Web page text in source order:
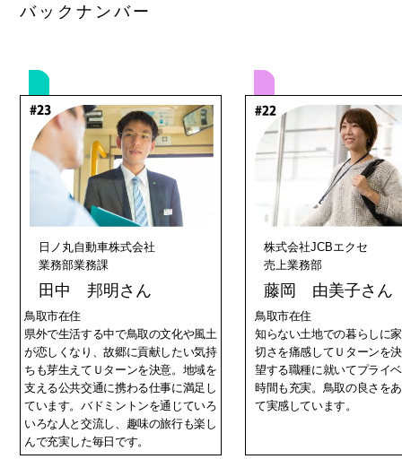
バックナンバー
日ノ丸自動車株式会社
業務部業務課
田中 邦明さん
鳥取市在住
県外で生活する中で鳥取の文化や風土
が恋しくなり、故郷に貢献したい気持
ちも芽生えてＵターンを決意。地域を
支える公共交通に携わる仕事に満足し
ています。バドミントンを通じていろ
いろな人と交流し、趣味の旅行も楽し
んで充実した毎日です。
株式会社JCBエクセ
売上業務部
藤岡 由美子さん
鳥取市在住
知らない土地での暮らしに
切さを痛感してＵターンを
望する職種に就いてプライ
時間も充実。鳥取の良さを
て実感しています。